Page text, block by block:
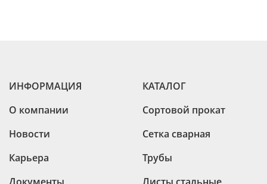
ИНФОРМАЦИЯ
О компании
Новости
Карьера
Документы
КАТАЛОГ
Сортовой прокат
Сетка сварная
Трубы
Листы стальные